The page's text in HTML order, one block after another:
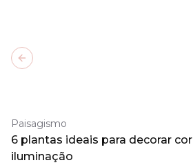
Paisagismo
6 plantas ideais para decorar
iluminação
Previous slide